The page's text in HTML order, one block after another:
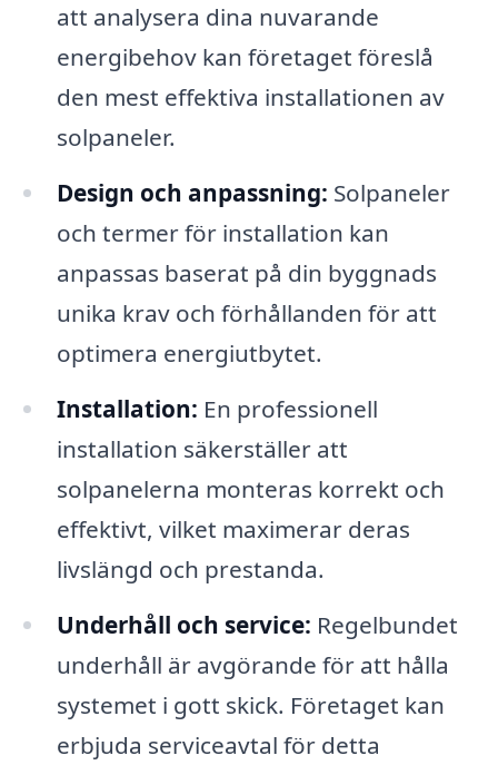
att analysera dina nuvarande
energibehov kan företaget föreslå
den mest effektiva installationen av
solpaneler.
Design och anpassning: Solpaneler
och termer för installation kan
anpassas baserat på din byggnads
unika krav och förhållanden för att
optimera energiutbytet.
Installation: En professionell
installation säkerställer att
solpanelerna monteras korrekt och
effektivt, vilket maximerar deras
livslängd och prestanda.
Underhåll och service: Regelbundet
underhåll är avgörande för att hålla
systemet i gott skick. Företaget kan
erbjuda serviceavtal för detta